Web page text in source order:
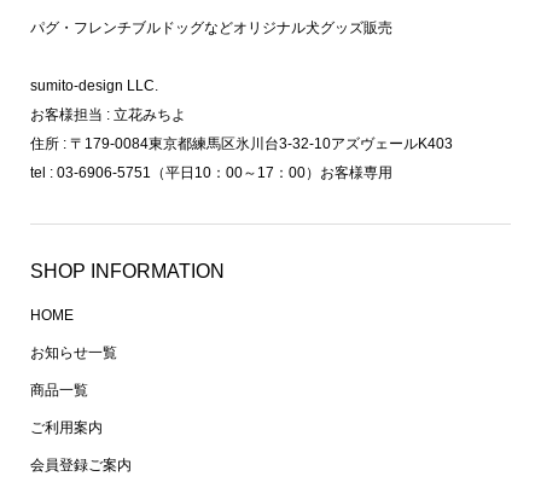
パグ・フレンチブルドッグなどオリジナル犬グッズ販売
sumito-design LLC.
お客様担当 : 立花みちよ
住所 : 〒179-0084東京都練馬区氷川台3-32-10アズヴェールK403
tel : 03-6906-5751（平日10：00～17：00）お客様専用
SHOP INFORMATION
HOME
お知らせ一覧
商品一覧
ご利用案内
会員登録ご案内